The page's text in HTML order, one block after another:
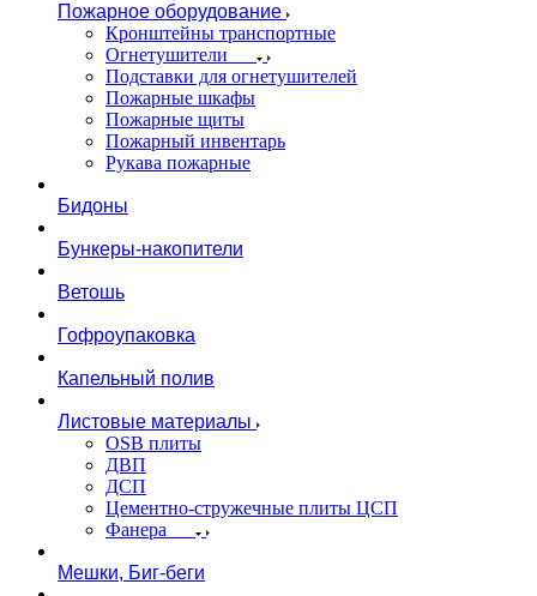
Пожарное оборудование
Кронштейны транспортные
Огнетушители
Подставки для огнетушителей
Пожарные шкафы
Пожарные щиты
Пожарный инвентарь
Рукава пожарные
Бидоны
Бункеры-накопители
Ветошь
Гофроупаковка
Капельный полив
Листовые материалы
OSB плиты
ДВП
ДСП
Цементно-стружечные плиты ЦСП
Фанера
Мешки, Биг-беги